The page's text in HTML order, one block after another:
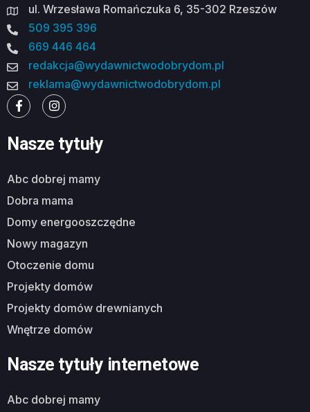
ul. Wrzesława Romańczuka 6, 35-302 Rzeszów
509 395 396
669 446 464
redakcja@wydawnictwodobrydom.pl
reklama@wydawnictwodobrydom.pl
Nasze tytuły
abc dobrej mamy
dobra mama
domy energooszczędne
nowy magazyn
otoczenie domu
projekty domów
projekty domów drewnianych
wnętrze domów
Nasze tytuły internetowe
abc dobrej mamy